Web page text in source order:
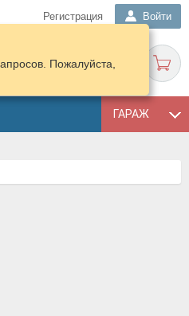
Регистрация Войти
ГАРАЖ
Пожалуйста,